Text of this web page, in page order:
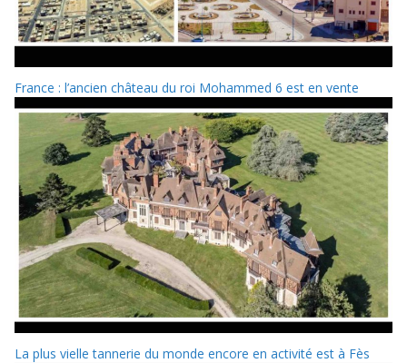
France : l’ancien château du roi Mohammed 6 est en vente
La plus vielle tannerie du monde encore en activité est à Fès